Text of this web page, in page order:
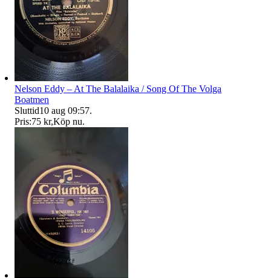
Nelson Eddy – At The Balalaika / Song Of The Volga
Boatmen
Sluttid10 aug 09:57.
Pris:75 kr,Köp nu.